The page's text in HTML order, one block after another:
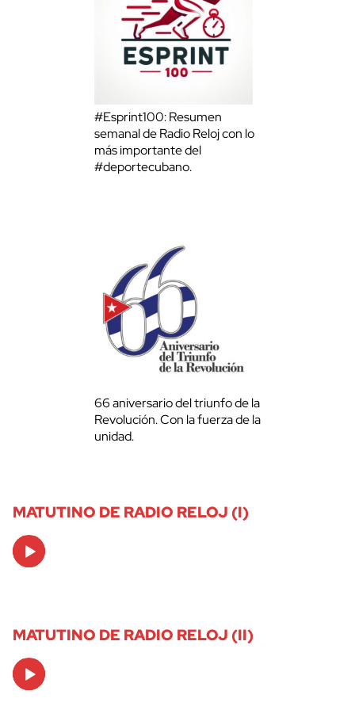
#Esprint100: Resumen
semanal de Radio Reloj con lo
más importante del
#deportecubano.
66 aniversario del triunfo de la
Revolución. Con la fuerza de la
unidad.
MATUTINO DE RADIO RELOJ (I)
Audio
Player
MATUTINO DE RADIO RELOJ (II)
Audio
Player